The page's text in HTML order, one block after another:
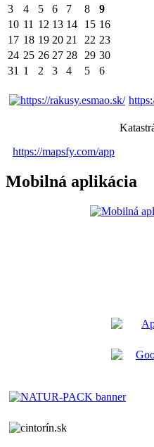
3
4 5 6 7 8
9
10 11 12 13 14 15 16
17 18 19 20 21 22 23
24 25 26 27 28 29 30
31 1 2 3 4 5 6
https://mapsfy.com/app
Mobilná aplikácia